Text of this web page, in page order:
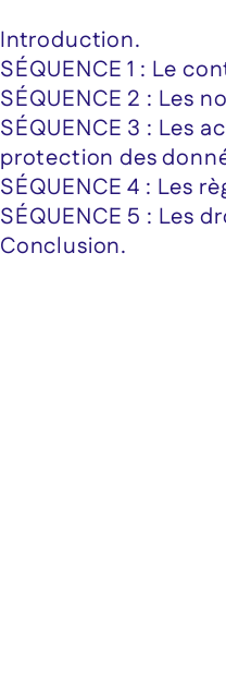
Introduction.
SÉQUENCE 1 : Le
SÉQUENCE 2 : Les
SÉQUENCE 3 : Les
protection des
SÉQUENCE 4 : Les
SÉQUENCE 5 : Les
Conclusion.